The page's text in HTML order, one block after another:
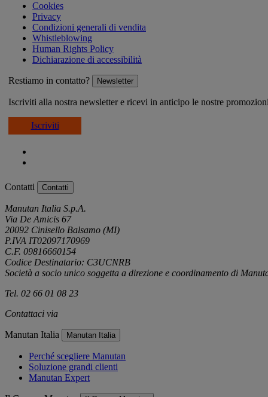
Cookies
Privacy
Condizioni generali di vendita
Whistleblowing
Human Rights Policy
Dichiarazione di accessibilità
Restiamo in contatto? Newsletter
Iscriviti alla nostra newsletter e ricevi in anticipo le nostre
Iscriviti
Contatti Contatti
Manutan Italia S.p.A.
Via De Amicis 67
20092 Cinisello Balsamo (MI)
P.IVA IT02097170969
C.F. 09816660154
Codice Destinatario: C3UCNRB
Società a socio unico soggetta a direzione e coordinamento di
Tel. 02 66 01 08 23
Contattaci via
Manutan Italia Manutan Italia
Perché scegliere Manutan
Soluzione grandi clienti
Manutan Expert